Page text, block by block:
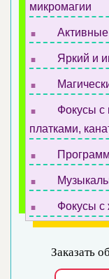
микромагии
.
. Яркий и
.
.
Фокусы с
платками,
.
.
. Фокусы с
Заказать